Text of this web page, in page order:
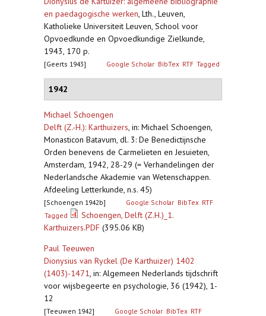
en paedagogische werken, Lth., Leuven,
Katholieke Universiteit Leuven, School voor
Opvoedkunde en Opvoedkundige Zielkunde,
1943, 170 p.
[Geerts 1943] Google Scholar BibTex RTF Tagged
1942
Michael Schoengen
Delft (Z.-H.): Karthuizers, in: Michael Schoengen,
Monasticon Batavum, dl. 3: De Benedictijnsche
Orden benevens de Carmelieten en Jesuieten,
Amsterdam, 1942, 28-29 (= Verhandelingen der
Nederlandsche Akademie van Wetenschappen.
Afdeeling Letterkunde, n.s. 45)
[Schoengen 1942b] Google Scholar BibTex RTF
Tagged
Schoengen, Delft (Z.H.)_1.
Karthuizers.PDF (395.06 KB)
Paul Teeuwen
Dionysius van Ryckel (De Karthuizer) 1402
(1403)-1471, in: Algemeen Nederlands tijdschrift
voor wijsbegeerte en psychologie, 36 (1942), 1-
12
[Teeuwen 1942] Google Scholar BibTex RTF